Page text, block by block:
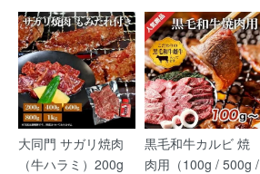
大同門 サガリ焼肉
（牛ハラミ）200g
黒毛和牛カルビ 焼
肉用（100g / 500g /